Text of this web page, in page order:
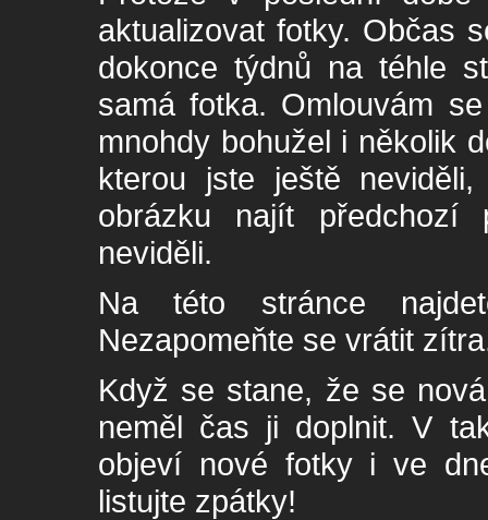
aktualizovat fotky. Občas
dokonce týdnů na téhle
samá fotka. Omlouvám
mnohdy bohužel i několik
kterou jste ještě
obrázku najít
neviděli.
Na této stránce
Nezapomeňte se vrátit
Když se stane, že se
neměl čas ji doplnit. V
objeví nové fotky i ve
listujte zpátky!